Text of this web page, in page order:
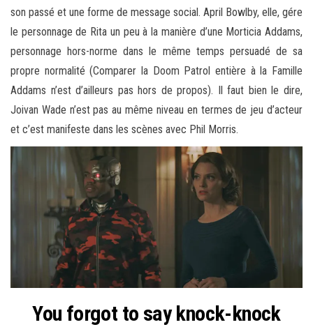
son passé et une forme de message social. April Bowlby, elle, gére
le personnage de Rita un peu à la manière d’une Morticia Addams,
personnage hors-norme dans le même temps persuadé de sa
propre normalité (Comparer la Doom Patrol entière à la Famille
Addams n’est d’ailleurs pas hors de propos). Il faut bien le dire,
Joivan Wade n’est pas au même niveau en termes de jeu d’acteur
et c’est manifeste dans les scènes avec Phil Morris.
You forgot to say knock-knock